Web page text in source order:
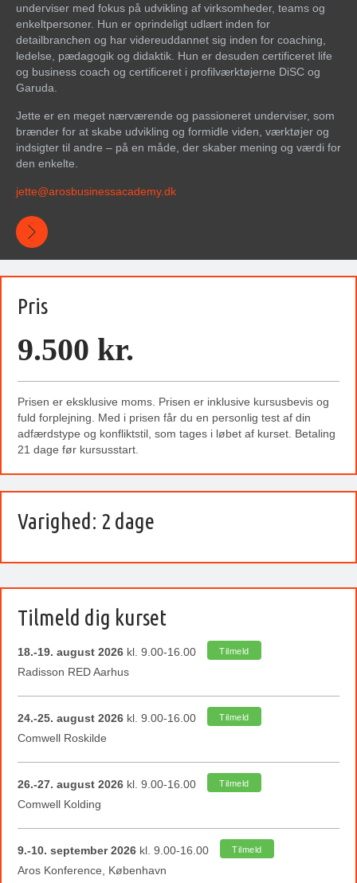
underviser med fokus på udvikling af virksomheder, teams og
enkeltpersoner. Hun er oprindeligt udlært inden for
detailbranchen og har videreuddannet sig inden for coaching,
ledelse, pædagogik og didaktik. Hun er desuden certificeret life
og business coach og certificeret i profilværktøjerne DiSC og
Garuda.
Jette er en meget nærværende og passioneret underviser, som
brænder for at skabe udvikling og formidle viden, værktøjer og
indsigter til andre – på en måde, der skaber mening og værdi for
den enkelte.
jette@arosbusinessacademy.dk
Pris
9.500 kr.
Prisen er eksklusive moms. Prisen er inklusive kursusbevis og
fuld forplejning. Med i prisen får du en personlig test af din
adfærdstype og konfliktstil, som tages i løbet af kurset. Betaling
21 dage før kursusstart.
Varighed: 2 dage
Tilmeld dig kurset
18.-19. august 2026 kl. 9.00-16.00 Tilmeld
Radisson RED Aarhus
24.-25. august 2026 kl. 9.00-16.00 Tilmeld
Comwell Roskilde
26.-27. august 2026 kl. 9.00-16.00 Tilmeld
Comwell Kolding
9.-10. september 2026 kl. 9.00-16.00 Tilmeld
Aros Konference, København